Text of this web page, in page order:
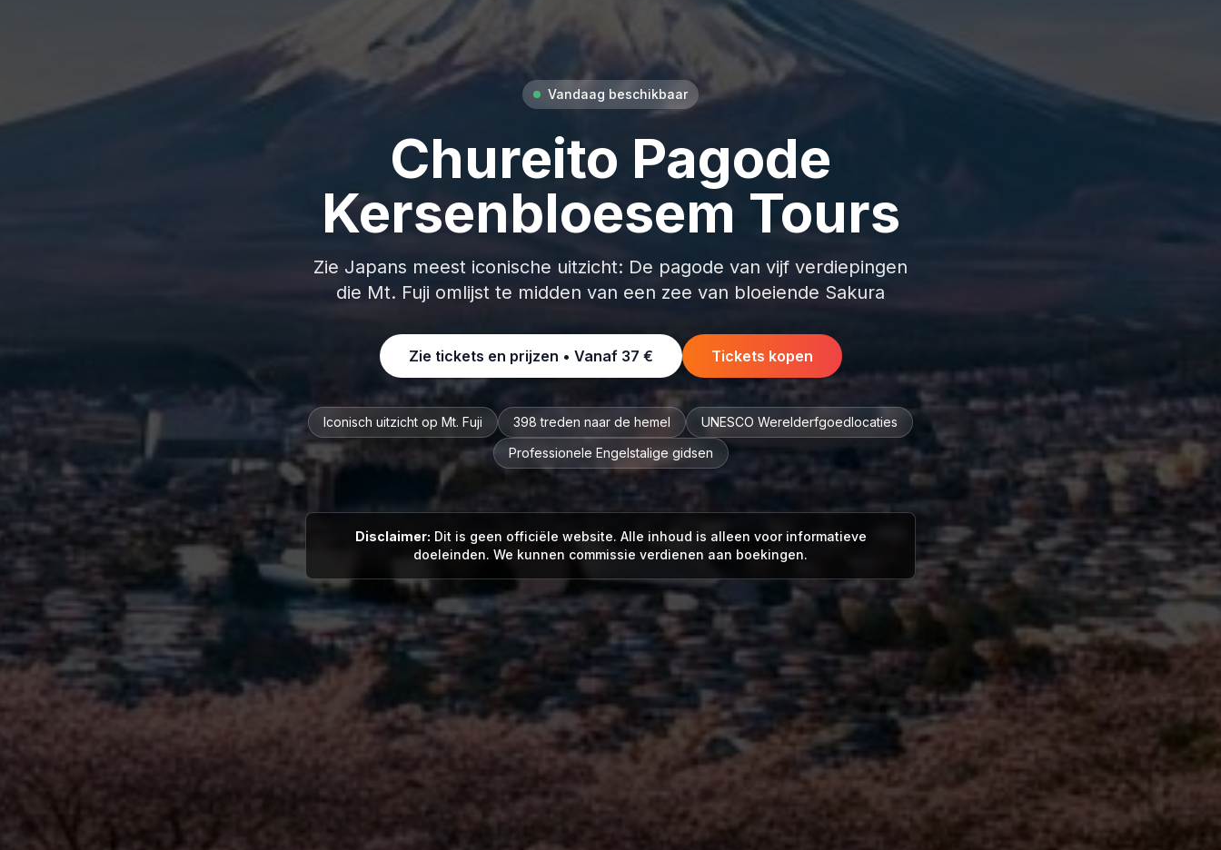
Vandaag beschikbaar
Chureito Pagode
Kersenbloesem Tours
Zie Japans meest iconische uitzicht: De pagode van vijf verdiepingen
die Mt. Fuji omlijst te midden van een zee van bloeiende Sakura
Zie tickets en prijzen • Vanaf 37 € Tickets kopen
Iconisch uitzicht op Mt. Fuji 398 treden naar de hemel
UNESCO Werelderfgoedlocaties
Professionele Engelstalige gidsen
Disclaimer: Dit is geen officiële website. Alle inhoud is alleen voor informatieve
doeleinden. We kunnen commissie verdienen aan boekingen.